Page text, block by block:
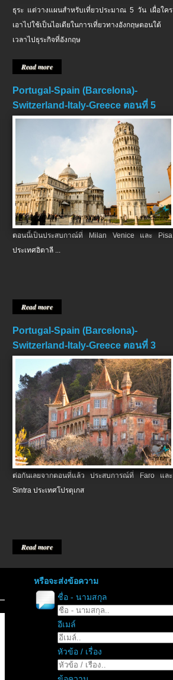
ธุระ แต่วางแผนสำหรับเที่ยวประมาณ 5 วัน เผื่อใคร
เอาไปใช้เป็นไอเดียในการเที่ยวทางอังกฤษตอนใต้
เวลาไปธุระกิจที่อังกฤษ
Read more
Portugal-Spain (Barcelona)-
Switzerland-Italy-Greece ตอนที่ 5
ตอนนี้เป็นประสบกาณ์ที่ Milan Venice และ Pisa
ประเทศอิตาลี ...
Read more
Portugal-Spain (Barcelona)-
Switzerland-Italy-Greece ตอนที่ 3
ต่อกันเลยจากตอนที่แล้ว ประสบการณ์ที่ Faro และ
Sintra ประเทศโปรตุเกส
Read more
หรือจะส่งข้อความ
ชื่อ - นามสกุล
อีเมล์
หัวข้อ / เรื่อง